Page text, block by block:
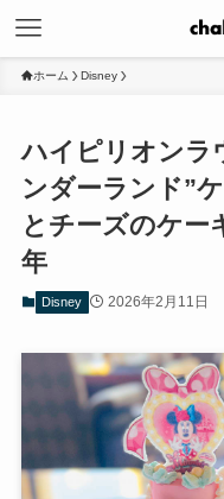
ホーム Disney
ハイピリオンラ
ンダーランド”
とチーズのケー
年
Disney 2026年2月11日